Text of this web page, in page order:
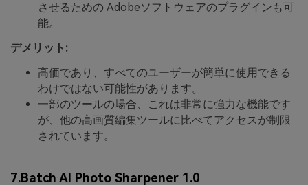
させるための Adobeソフトウェアのプラグインも可
能。
デメリット:
高価であり、すべてのユーザーが簡単に使用できる
わけではない可能性があります。
一部のツールの場合、これは非常に強力な機能です
が、他の高画質編集ツールに比べてアクセスが制限
されています。
7.Batch AI Photo Sharpener 1.0